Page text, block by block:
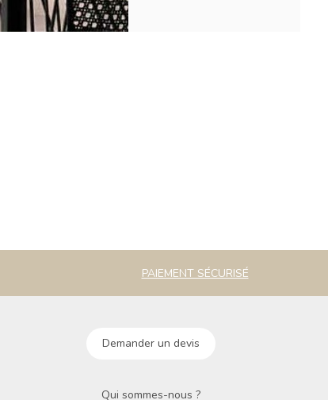
PAIEMENT SÉCURISÉ
Demander un devis
Qui sommes-nous ?